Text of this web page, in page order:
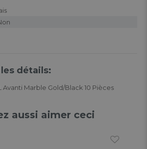
détails:
Marble Gold/Black 10 Pièces
aussi aimer ceci